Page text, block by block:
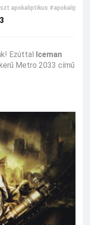
apokaliptikus #apokalipszis
Ezúttal Iceman
Metro 2033 című